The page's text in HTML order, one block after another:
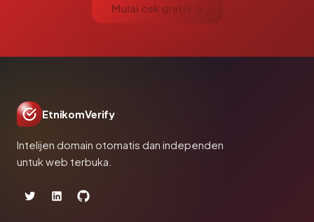
Mulai cek gratis →
EtnikomVerify
Intelijen domain otomatis dan independen
untuk web terbuka.